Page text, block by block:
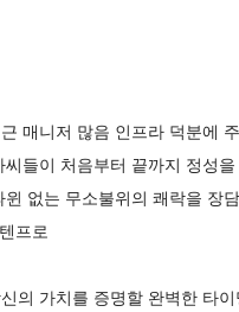
매니저 많음 인프라 덕분에
들이 처음부터 끝까지 정성
없는 무소불위의 쾌락을 장
프로
의 가치를 증명할 완벽한 타